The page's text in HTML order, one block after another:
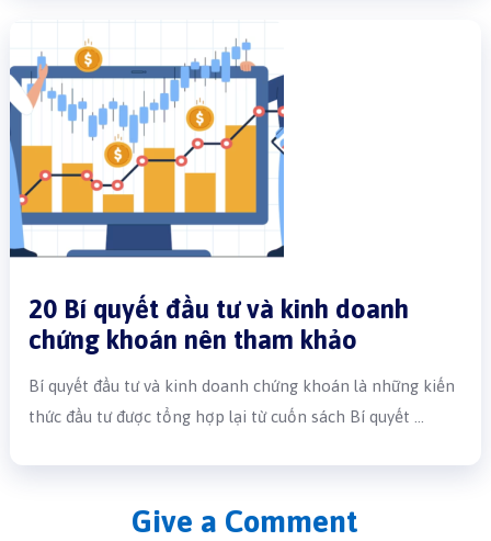
20 Bí quyết đầu tư và kinh doanh
chứng khoán nên tham khảo
Bí quyết đầu tư và kinh doanh chứng khoán là những kiến
thức đầu tư được tổng hợp lại từ cuốn sách Bí quyết …
Give a Comment